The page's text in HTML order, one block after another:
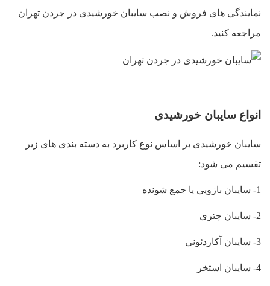
نمایندگی های فروش و نصب سایبان خورشیدی در جردن تهران
مراجعه کنید.
انواع سایبان خورشیدی
سایبان خورشیدی بر اساس نوع کاربرد به دسته بندی های زیر
تقسیم می شود:
1- سایبان بازویی یا جمع شونده
2- سایبان چتری
3- سایبان آکاردئونی
4- سایبان استخر